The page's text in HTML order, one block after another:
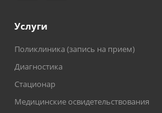
Услуги
Поликлиника (запись на прием)
Диагностика
Стационар
Медицинские освидетельствования